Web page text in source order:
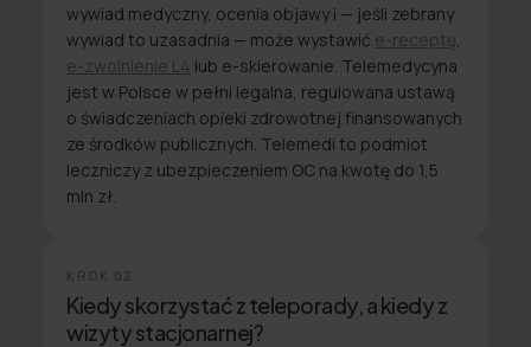
wywiad medyczny, ocenia objawy i — jeśli zebrany
wywiad to uzasadnia — może wystawić e-receptę
e-zwolnienie L4 lub e-skierowanie. Telemedycyna
jest w Polsce w pełni legalna, regulowana ustawą
o świadczeniach opieki zdrowotnej finansowanych
ze środków publicznych. Telemedi to podmiot
leczniczy z ubezpieczeniem OC na kwotę do 1,5
mln zł.
KROK 02
Kiedy skorzystać z teleporady, a kiedy z
wizyty stacjonarnej?